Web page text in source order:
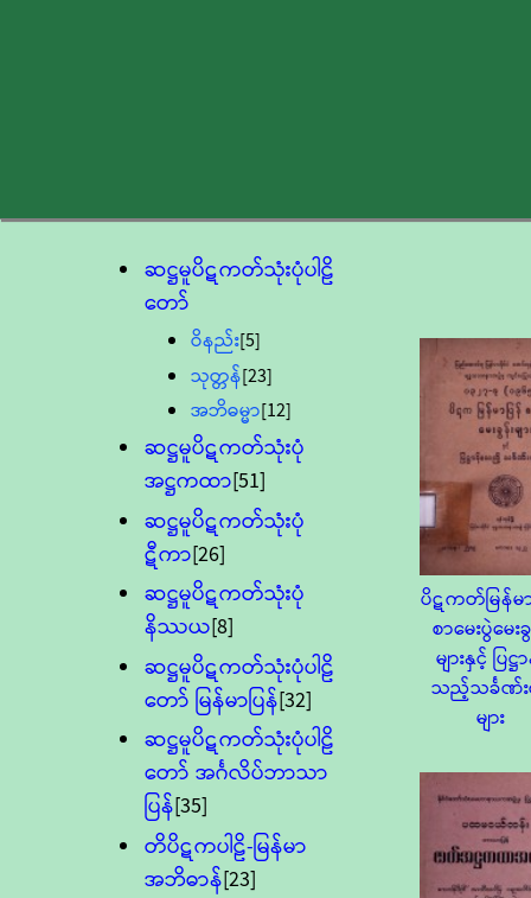
ဆဋ္ဌမူပိဋကတ်သုံးပုံပါဠိ
တော်
ဝိနည်း[5]
သုတ္တန်[23]
အဘိဓမ္မာ[12]
ဆဋ္ဌမူပိဋကတ်သုံးပုံ
အဋ္ဌကထာ[51]
ဆဋ္ဌမူပိဋကတ်သုံးပုံ
ဋီကာ[26]
ဆဋ္ဌမူပိဋကတ်သုံးပုံ
နိဿယ[8]
ဆဋ္ဌမူပိဋကတ်သုံးပုံပါဠိ
တော် မြန်မာပြန်[32]
ဆဋ္ဌမူပိဋကတ်သုံးပုံပါဠိ
တော် အင်္ဂလိပ်ဘာသာ
ပြန်[35]
တိပိဋကပါဠိ-မြန်မာ
အဘိဓာန်[23]
ပိဋကတ်မြန်မ
စာမေးပွဲမေး
များနှင့် ပြဋ္ဌ
သည့်သင်္ခဏ်း
များ